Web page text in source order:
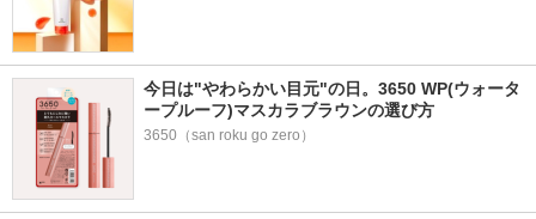
今日は"やわらかい目元"の日。3650 WP(ウォータ
ープルーフ)マスカラブラウンの選び方
3650（san roku go zero）